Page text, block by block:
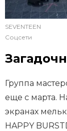
SEVENTEEN
Соцсети
Группа
еще с марта.
экранах
HAPPY